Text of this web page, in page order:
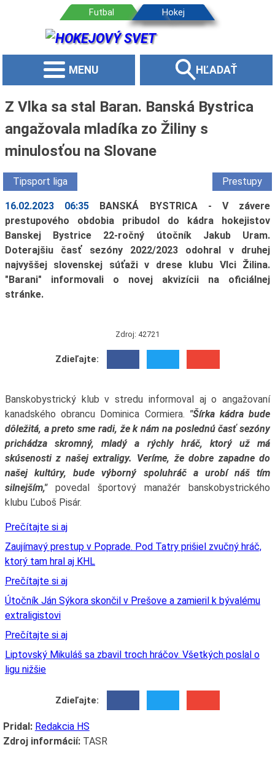
MENU HĽADAŤ
Z Vlka sa stal Baran. Banská Bystrica
angažovala mladíka zo Žiliny s
minulosťou na Slovane
Tipsport liga Prestupy
16.02.2023 06:35
BANSKÁ BYSTRICA - V závere
prestupového obdobia pribudol do kádra hokejistov
Banskej Bystrice 22-ročný útočník Jakub Uram.
Doterajšiu časť sezóny 2022/2023 odohral v druhej
najvyššej slovenskej súťaži v drese klubu Vlci Žilina.
"Barani" informovali o novej akvizícii na oficiálnej
stránke.
Zdroj: 42721
Zdieľajte:
Banskobystrický klub v stredu informoval aj o angažovaní
kanadského obrancu Dominica Cormiera. "Šírka kádra bude
dôležitá, a preto sme radi, že k nám na poslednú časť sezóny
prichádza skromný, mladý a rýchly hráč, ktorý už má
skúsenosti z našej extraligy. Veríme, že dobre zapadne do
našej kultúry, bude výborný spoluhráč a urobí náš tím
silnejším,"povedal športový manažér banskobystrického
klubu Ľuboš Pisár.
Prečítajte si aj
Zaujímavý prestup v Poprade. Pod Tatry prišiel zvučný hráč,
ktorý tam hral aj KHL
Prečítajte si aj
Útočník Ján Sýkora skončil v Prešove a zamieril k bývalému
extraligistovi
Prečítajte si aj
Liptovský Mikuláš sa zbavil troch hráčov. Všetkých poslal o
ligu nižšie
Zdieľajte:
Pridal: Redakcia HS
Zdroj informácií:TASR